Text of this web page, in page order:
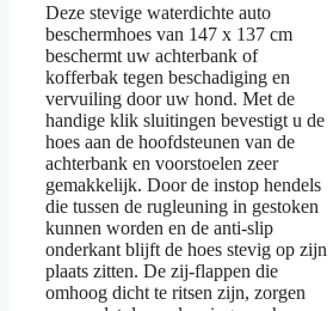
Deze stevige waterdichte auto
beschermhoes van 147 x 137 cm
beschermt uw achterbank of
kofferbak tegen beschadiging en
vervuiling door uw hond. Met de
handige klik sluitingen bevestigt u de
hoes aan de hoofdsteunen van de
achterbank en voorstoelen zeer
gemakkelijk. Door de instop hendels
die tussen de rugleuning in gestoken
kunnen worden en de anti-slip
onderkant blijft de hoes stevig op zijn
plaats zitten. De zij-flappen die
omhoog dicht te ritsen zijn, zorgen